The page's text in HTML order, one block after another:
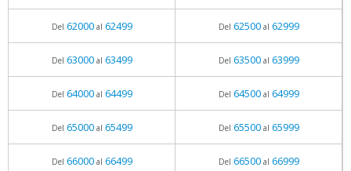
Del 62000al 62499 Del 62500al 62999
Del 63000al 63499 Del 63500al 63999
Del 64000al 64499 Del 64500al 64999
Del 65000al 65499 Del 65500al 65999
Del 66000al 66499 Del 66500al 66999